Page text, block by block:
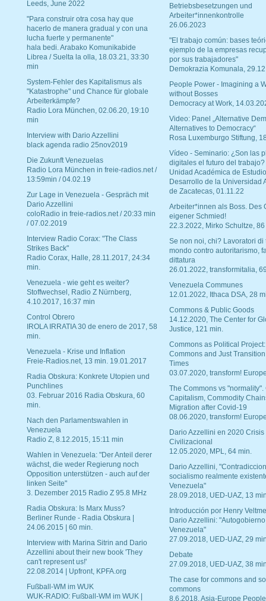
Leeds, June 2022
"Para construir otra cosa hay que
hacerlo de manera gradual y con una
lucha fuerte y permanente"
hala bedi. Arabako Komunikabide
Librea / Suelta la olla, 18.03.21, 33:30
min
System-Fehler des Kapitalismus als
"Katastrophe" und Chance für globale
Arbeiterkämpfe?
Radio Lora München, 02.06.20, 19:10
min
Interview with Dario Azzellini
black agenda radio 25nov2019
Die Zukunft Venezuelas
Radio Lora München in freie-radios.net /
13:59min / 04.02.19
Zur Lage in Venezuela - Gespräch mit
Dario Azzellini
coloRadio in freie-radios.net / 20:33 min
/ 07.02.2019
Interview Radio Corax: "The Class
Strikes Back"
Radio Corax, Halle, 28.11.2017, 24:34
min.
Venezuela - wie geht es weiter?
Stoffwechsel, Radio Z Nürnberg,
4.10.2017, 16:37 min
Control Obrero
IROLA IRRATIA 30 de enero de 2017, 58
min.
Venezuela - Krise und Inflation
Freie-Radios.net, 13 min. 19.01.2017
Radia Obskura: Konkrete Utopien und
Punchlines
03. Februar 2016 Radia Obskura, 60
min.
Nach den Parlamentswahlen in
Venezuela
Radio Z, 8.12.2015, 15:11 min
Wahlen in Venezuela: "Der Anteil derer
wächst, die weder Regierung noch
Opposition unterstützen - auch auf der
linken Seite"
3. Dezember 2015 Radio Z 95.8 MHz
Radia Obskura: Is Marx Muss?
Berliner Runde - Radia Obskura |
24.06.2015 | 60 min.
Interview with Marina Sitrin and Dario
Azzellini about their new book 'They
can't represent us!'
22.08.2014 | Upfront, KPFA.org
Fußball-WM im WUK
WUK-RADIO: Fußball-WM im WUK |
Betriebsbesetzungen und
Arbeiter*innenkontrolle
26.06.2023
"El trabajo común: bases
ejemplo de la empresas
por sus trabajadores"
Demokrazia Komunala,
People Power - Imagining a
without Bosses
Democracy at Work,
Video: Panel „Alternative
Alternatives to Democracy“
Rosa Luxemburgo Stiftung,
Vídeo - Seminario: ¿Son las
digitales el futuro del trabajo?
Unidad Académica de
Desarrollo de la Universidad
de Zacatecas, 01.11.22
Arbeiter*innen als Boss. Des
eigener Schmied!
22.3.2022, Mirko Schultze, 86
Se non noi, chi? Lavoratori di
mondo contro autoritarismo,
dittatura
26.01.2022, transformitalia,
Venezuela Communes
12.01.2022, Ithaca DSA, 28
Commons & Public Goods
14.12.2020, The Center for
Justice, 121 min.
Commons as Political Project:
Commons and Just
Times
03.07.2020, transform!
The Commons vs "normality".
Capitalism, Commodity
Migration after Covid-19
08.06.2020, transform!
Dario Azzellini en 2020 Crisis
Civilizacional
12.05.2020, MPL, 64 min.
Dario Azzellini,
socialismo realmente
Venezuela"
28.09.2018, UED-UAZ, 13
Introducción por Henry
Dario Azzellini:
Venezuela"
27.09.2018, UED-UAZ, 29
Debate
27.09.2018, UED-UAZ, 38
The case for commons and
commons
8.6.2018, Asia-Europe